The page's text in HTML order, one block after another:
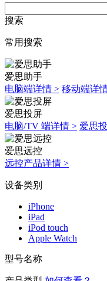
搜索
常用搜索
爱思助手
电脑端详情 > 移动端详
爱思投屏
电脑/TV 端详情 > 爱思
爱思远控
远控产品详情 >
设备类别
iPhone
iPad
iPod touch
Apple Watch
型号名称